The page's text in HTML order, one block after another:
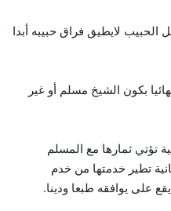
الحبيب لايطيق فراق حبيبه أبدا
بكون الشيخ مسلم أو غير
تؤتي ثمارها مع المسلم
تطير خدمتها من خدم
على يوافقه طبعا ودينا.